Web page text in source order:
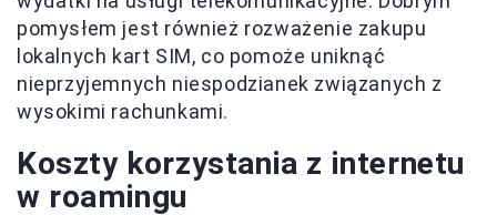
pomysłem jest również rozważenie zakupu
lokalnych kart SIM, co pomoże uniknąć
nieprzyjemnych niespodzianek związanych z
wysokimi rachunkami.
Koszty korzystania z internetu
w roamingu